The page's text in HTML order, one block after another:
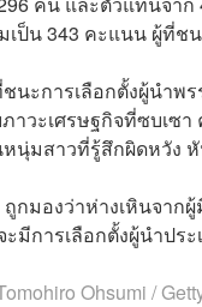
เป็น 343 คะแนน ผู้ที่ช
นะการเลือกตั้งผู้นำพ
าวะเศรษฐกิจที่ซบเซ
หนุ่มสาวที่รู้สึกผิดหวัง
กมองว่าห่างเหินจาก
ะมีการเลือกตั้งผู้นำปร
Ohsumi /